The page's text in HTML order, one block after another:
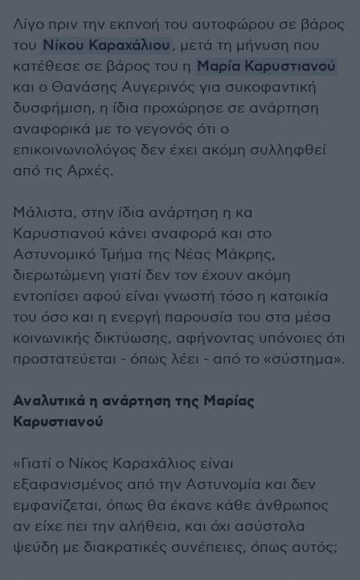
Λίγο πριν την εκπνοή του αυτοφώρου σε βάρος
του Νίκου Καραχάλιου , μετά τη μήνυση που
κατέθεσε σε βάρος του η Μαρία Καρυστιανού
και ο Θανάσης Αυγερινός για συκοφαντική
δυσφήμιση, η ίδια προχώρησε σε ανάρτηση
αναφορικά με το γεγονός ότι ο
επικοινωνιολόγος δεν έχει ακόμη συλληφθεί
από τις Αρχές.
Μάλιστα, στην ίδια ανάρτηση η κα
Καρυστιανού κάνει αναφορά και στο
Αστυνομικό Τμήμα της Νέας Μάκρης,
διερωτώμενη γιατί δεν τον έχουν ακόμη
εντοπίσει αφού είναι γνωστή τόσο η κατοικία
του όσο και η ενεργή παρουσία του στα μέσα
κοινωνικής δικτύωσης, αφήνοντας υπόνοιες ότι
προστατεύεται - όπως λέει - από το «σύστημα».
Αναλυτικά η ανάρτηση της Μαρίας
Καρυστιανού
«Γιατί ο Νίκος Καραχάλιος είναι
εξαφανισμένος από την Αστυνομία και δεν
εμφανίζεται, όπως θα έκανε κάθε άνθρωπος
αν είχε πει την αλήθεια, και όχι ασύστολα
ψεύδη με διακρατικές συνέπειες, όπως αυτός;